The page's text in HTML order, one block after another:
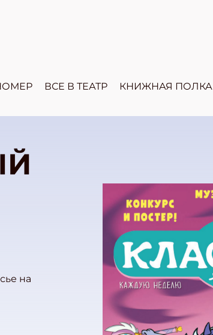
ВСЕ В ТЕАТР КНИЖНАЯ ПОЛКА
на